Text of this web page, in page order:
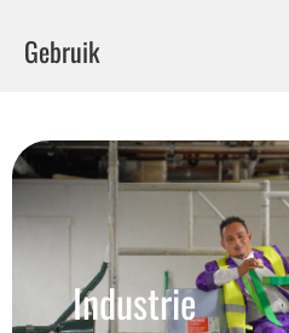
Gebruik
Industrie